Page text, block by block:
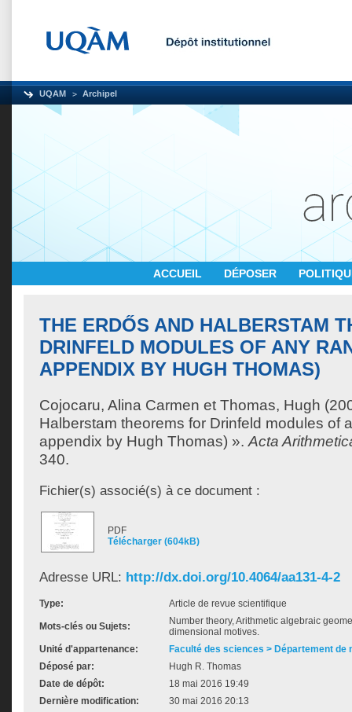
UQAM Archipel
ACCUEIL DÉPOSER
THE ERDŐS AND HALBERSTAM
DRINFELD MODULES OF ANY
APPENDIX BY HUGH THOMAS)
Cojocaru, Alina Carmen et Thomas, Hugh
Halberstam theorems for Drinfeld modules of
appendix by Hugh Thomas) ». Acta
340.
Fichier(s) associé(s) à ce document :
PDF
Télécharger (604kB)
Adresse URL: http://dx.doi.org/10.4064/aa131-4-2
Type: Article de revue scientifique
Mots-clés ou Sujets:
Number theory, Arithmetic algebraic
dimensional motives.
Unité d'appartenance:
Faculté des sciences > Département de
Déposé par:
Hugh R. Thomas
Date de dépôt:
18 mai 2016 19:49
Dernière modification:
30 mai 2016 20:13